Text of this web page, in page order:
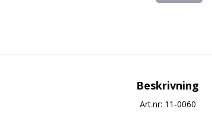
Beskrivning
Art.nr: 11-0060